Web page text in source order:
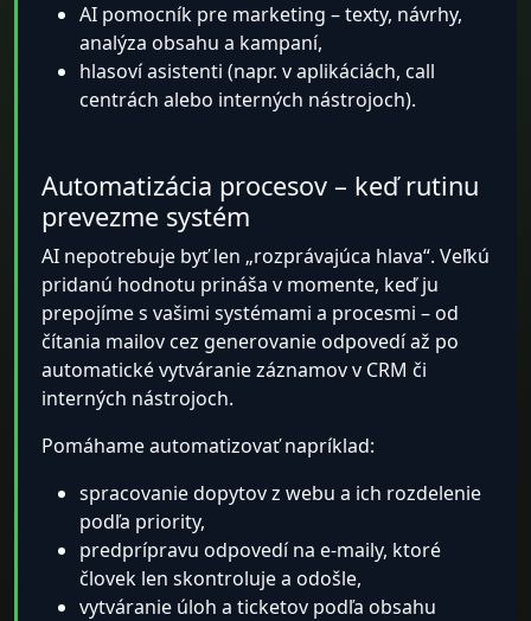
AI pomocník pre marketing – texty, návrhy,
analýza obsahu a kampaní,
hlasoví asistenti (napr. v aplikáciách, call
centrách alebo interných nástrojoch).
Automatizácia procesov – keď rutinu
prevezme systém
AI nepotrebuje byť len „rozprávajúca hlava“. Veľkú
pridanú hodnotu prináša v momente, keď ju
prepojíme s vašimi systémami a procesmi – od
čítania mailov cez generovanie odpovedí až po
automatické vytváranie záznamov v CRM či
interných nástrojoch.
Pomáhame automatizovať napríklad:
spracovanie dopytov z webu a ich rozdelenie
podľa priority,
predprípravu odpovedí na e-maily, ktoré
človek len skontroluje a odošle,
vytváranie úloh a ticketov podľa obsahu